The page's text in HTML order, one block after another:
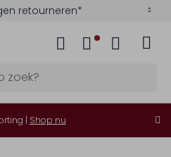
retourneren*
| Shop nu